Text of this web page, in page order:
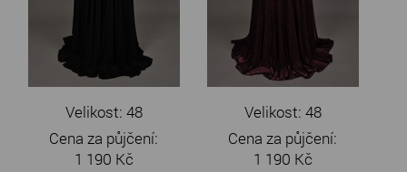
Velikost: 48
Cena za půjčení:
1 190 Kč
Velikost: 48
Cena za půjčení:
1 190 Kč